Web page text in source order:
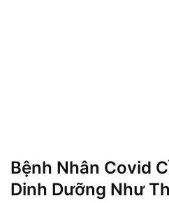
Bệnh Nhân Covid
Dinh Dưỡng Như